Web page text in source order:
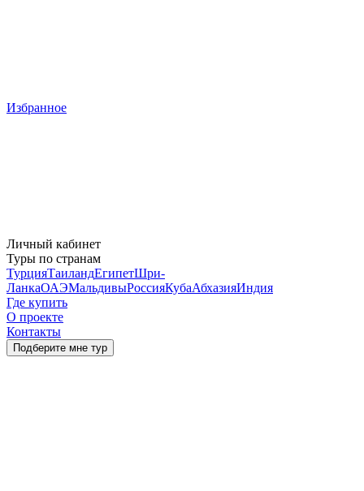
Избранное
Личный кабинет
Туры по странам
ТурцияТаиландЕгипетШри-
ЛанкаОАЭМальдивыРоссияКубаАбхазияИндия
Где купить
О проекте
Контакты
Подберите мне тур